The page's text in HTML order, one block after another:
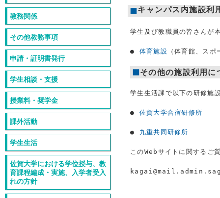
キャンパス内施設利
学生及び教職員の皆さんが
● 体育施設 （体育館、ス
その他の施設利用に
学生生活課で以下の研修施
● 佐賀大学合宿研修所
● 九重共同研修所
このWebサイトに関するご
教務関係
その他教務事項
申請・証明書発行
学生相談・支援
授業料・奨学金
課外活動
学生生活
佐賀大学における学位授与、教
育課程編成・実施、入学者受入
れの方針